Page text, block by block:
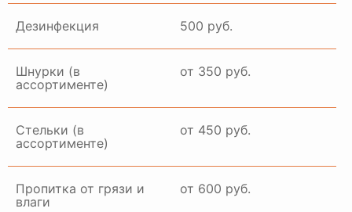
Дезинфекция 500 руб.
Шнурки (в
ассортименте)
от 350 руб.
Стельки (в
ассортименте)
от 450 руб.
Пропитка от грязи и
влаги
от 600 руб.
ГАЛЕРЕЯ РАБОТ